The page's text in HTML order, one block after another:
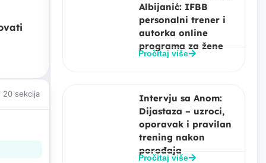
20 sekcija
Albijanić: IFBB
personalni trener i
autorka online
programa za žene
Pročitaj više
Intervju sa Anom:
Dijastaza – uzroci,
oporavak i pravilan
trening nakon
porođaja
Pročitaj više